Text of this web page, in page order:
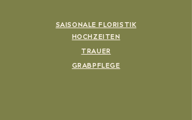
SAISONALE FLORISTIK
HOCHZEITEN
TRAUER
GRABPFLEGE